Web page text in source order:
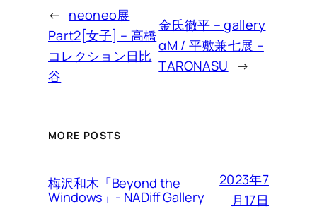
← neoneo展
Part2[女子] – 高橋
コレクション日比
谷
金氏徹平 – gallery
αM / 平敷兼七展 –
TARONASU
→
MORE POSTS
梅沢和木「Beyond the
Windows」- NADiff Gallery
2023年7
月17日